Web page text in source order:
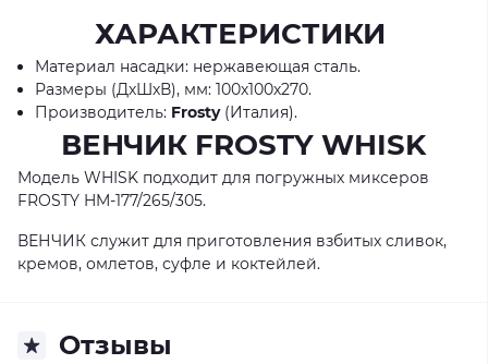
ХАРАКТЕРИСТИКИ
Материал насадки: нержавеющая сталь.
Размеры (ДхШхВ), мм: 100х100х270.
Производитель: Frosty(Италия).
ВЕНЧИК FROSTY WHISK
Модель WHISK подходит для погружных миксеров
FROSTY HM-177/265/305.
ВЕНЧИК служит для приготовления взбитых сливок,
кремов, омлетов, суфле и коктейлей.
Отзывы